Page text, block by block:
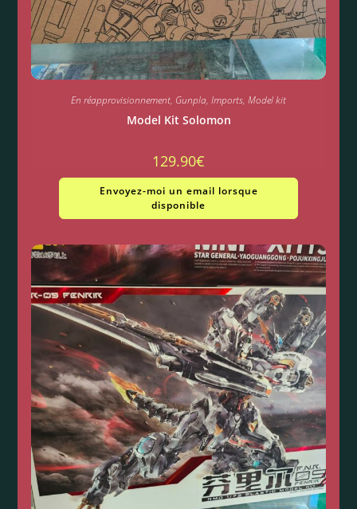
En réapprovisionnement, Gunpla, Imports, Model kit
Model Kit Solomon
129.90€
Envoyez-moi un email lorsque
disponible